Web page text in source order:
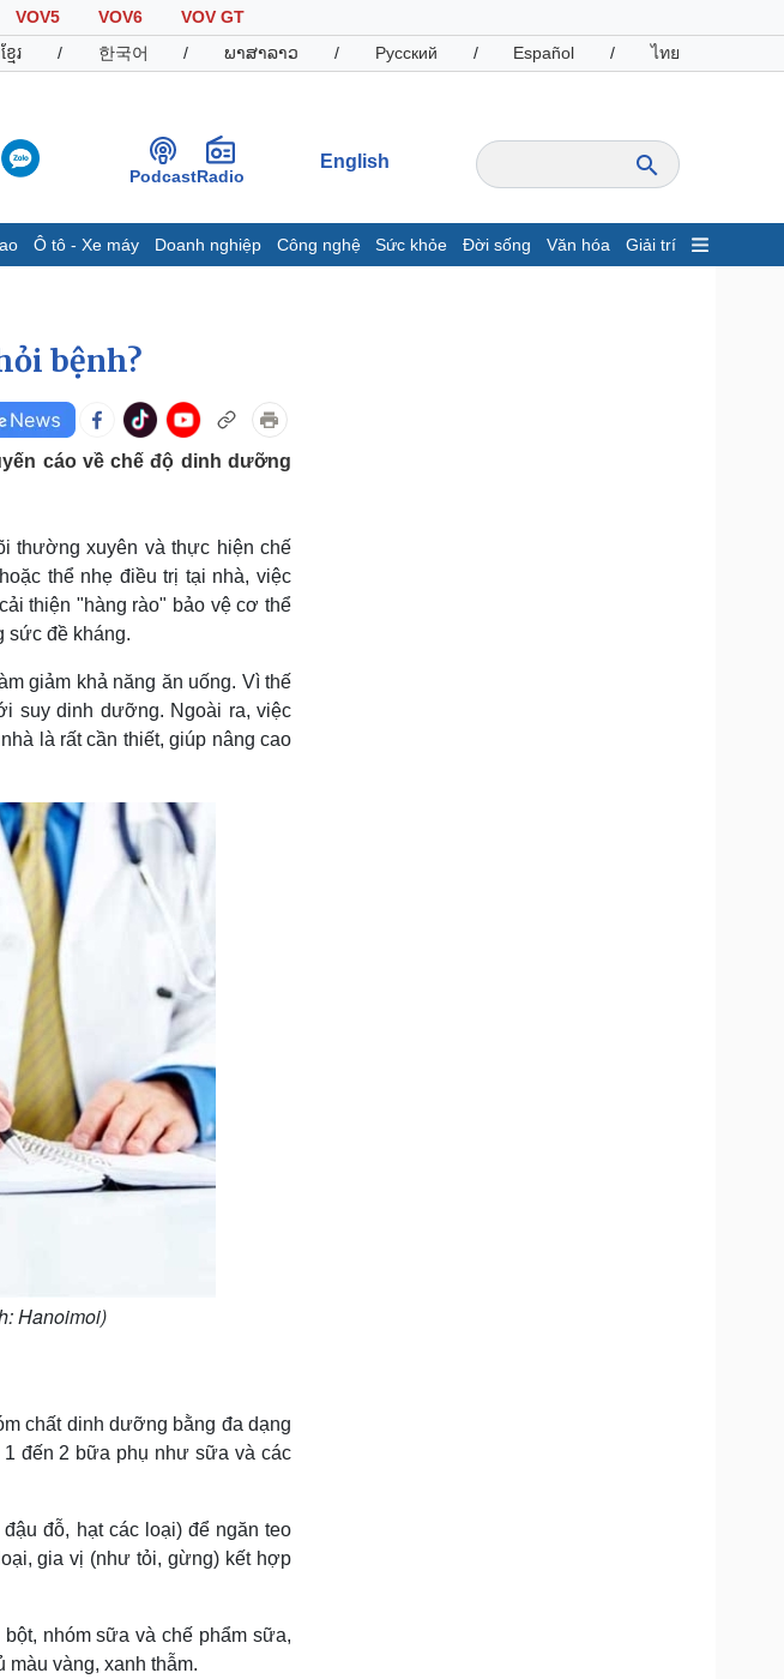
VOV5 VOV6
VOV GT
ខ្មែរ / 한국어 / ພາສາລາວ / Русский / Español / ไทย
PodcastRadio
English
Ô tô - Xe máy Doanh nghiệp Công nghệ Sức khỏe Đời sống Văn hóa Giải trí
Ảnh
E-Magazine
Infographic
Xe máy
Tư vấn
Doanh nghiệp 24h
Doanh nhân
Vì cộng đồng
Nghệ sĩ
Thời trang
Sao Việt
Tư vấn
Săn Tour
check-in
bệnh?
cáo về chế độ dinh dưỡng
thường xuyên và thực hiện chế
thể nhẹ điều trị tại nhà, việc
thiện "hàng rào" bảo vệ cơ thể
sức đề kháng.
giảm khả năng ăn uống. Vì thế
suy dinh dưỡng. Ngoài ra, việc
là rất cần thiết, giúp nâng cao
Hanoimoi)
chất dinh dưỡng bằng đa dạng
đến 2 bữa phụ như sữa và các
đỗ, hạt các loại) để ngăn teo
gia vị (như tỏi, gừng) kết hợp
nhóm sữa và chế phẩm sữa,
màu vàng, xanh thẫm.